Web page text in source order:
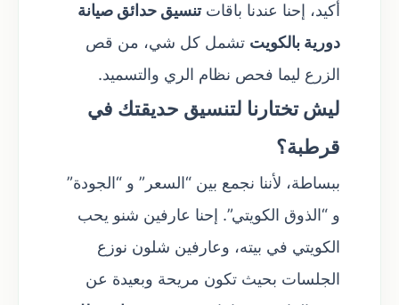
أكيد، إحنا عندنا باقاتتنسيق حدائق صيانة
دورية بالكويت تشمل كل شي، من قص
الزرع ليما فحص نظام الري والتسميد.
ليش تختارنا لتنسيق حديقتك في
قرطبة؟
ببساطة، لأننا نجمع بين “السعر” و “الجودة”
و “الذوق الكويتي”. إحنا عارفين شنو يحب
الكويتي في بيته، وعارفين شلون نوزع
الجلسات بحيث تكون مريحة وبعيدة عن